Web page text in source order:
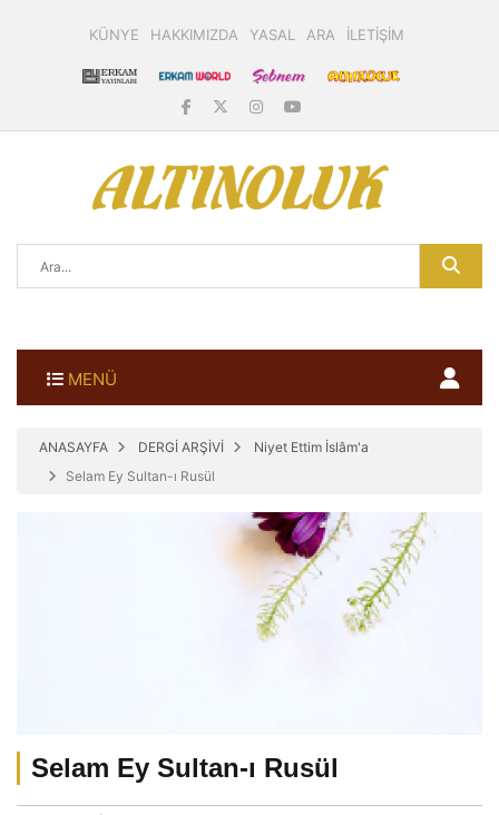
KÜNYE HAKKIMIZDA YASAL ARA İLETİŞİM
MENÜ
ANASAYFA DERGİ ARŞİVİ
Niyet Ettim İslâm'a
Selam Ey Sultan-ı Rusül
Selam Ey Sultan-ı Rusül